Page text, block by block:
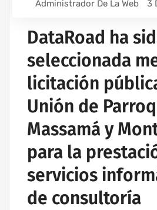
Administrador De La Web 3
DataRoad ha
seleccionada
licitación
Unión de
Massamá y
para la
servicios
de consultoría